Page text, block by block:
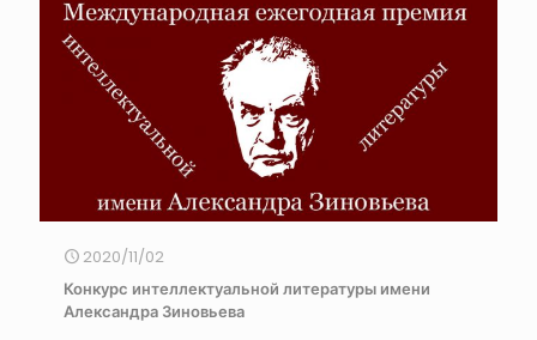
2020/11/02
Конкурс интеллектуальной литературы имени
Александра Зиновьева